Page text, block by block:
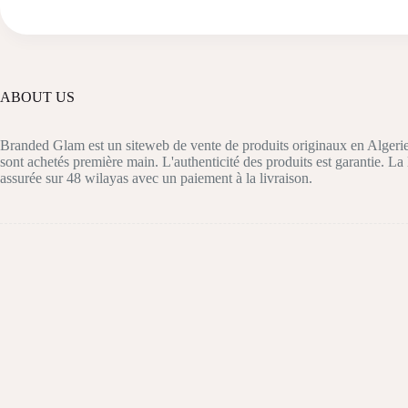
être
la
page
du
la
page
ABOUT US
Branded Glam est un siteweb de vente de produits originaux en
sont achetés première main. L'authenticité des produits est garantie.
assurée sur 48 wilayas avec un paiement à la livraison.